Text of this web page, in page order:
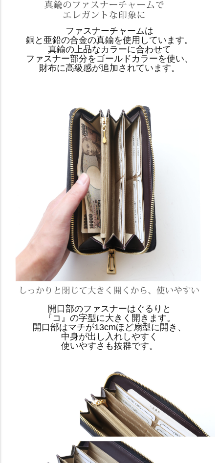
ファスナーチャームは
銅と亜鉛の合金の真鍮を使用しています。
真鍮の上品なカラーに合わせて
ファスナー部分をゴールドカラーを使い、
財布に高級感が追加されています。
開口部のファスナーはぐるりと
『コ』の字型に大きく開きます。
開口部はマチが13cmほど扇型に開き、
中身が出し入れしやすく
使いやすさも抜群です。